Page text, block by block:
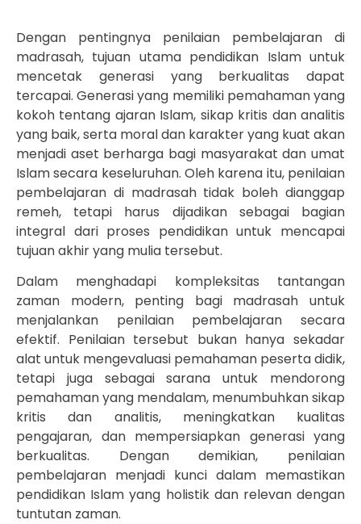
Dengan pentingnya penilaian pembelajaran di
madrasah, tujuan utama pendidikan Islam untuk
mencetak generasi yang berkualitas dapat
tercapai. Generasi yang memiliki pemahaman yang
kokoh tentang ajaran Islam, sikap kritis dan analitis
yang baik, serta moral dan karakter yang kuat akan
menjadi aset berharga bagi masyarakat dan umat
Islam secara keseluruhan. Oleh karena itu, penilaian
pembelajaran di madrasah tidak boleh dianggap
remeh, tetapi harus dijadikan sebagai bagian
integral dari proses pendidikan untuk mencapai
tujuan akhir yang mulia tersebut.
Dalam menghadapi kompleksitas tantangan
zaman modern, penting bagi madrasah untuk
menjalankan penilaian pembelajaran secara
efektif. Penilaian tersebut bukan hanya sekadar
alat untuk mengevaluasi pemahaman peserta didik,
tetapi juga sebagai sarana untuk mendorong
pemahaman yang mendalam, menumbuhkan sikap
kritis dan analitis, meningkatkan kualitas
pengajaran, dan mempersiapkan generasi yang
berkualitas. Dengan demikian, penilaian
pembelajaran menjadi kunci dalam memastikan
pendidikan Islam yang holistik dan relevan dengan
tuntutan zaman.